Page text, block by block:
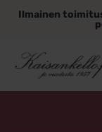
sisältöönIlmainen